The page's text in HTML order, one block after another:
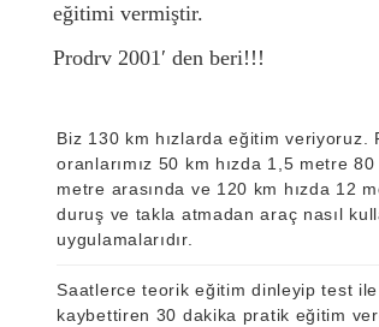
eğitimi vermiştir.
Prodrv 2001′ den beri!!!
Biz 130 km hızlarda eğitim veriyoruz.
oranlarımız 50 km hızda 1,5 metre
metre arasında ve 120 km hızda 12
duruş ve takla atmadan araç nasıl
uygulamalarıdır.
Saatlerce teorik eğitim dinleyip test
kaybettiren 30 dakika pratik eğitim